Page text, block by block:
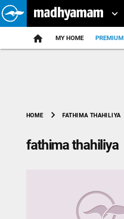
home MY HOME PREMIUM
HOME chevron_right FATHIMA THAHILIYA
fathima thahiliya